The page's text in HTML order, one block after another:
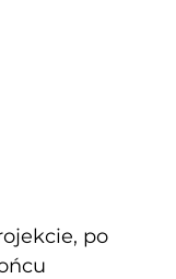
po